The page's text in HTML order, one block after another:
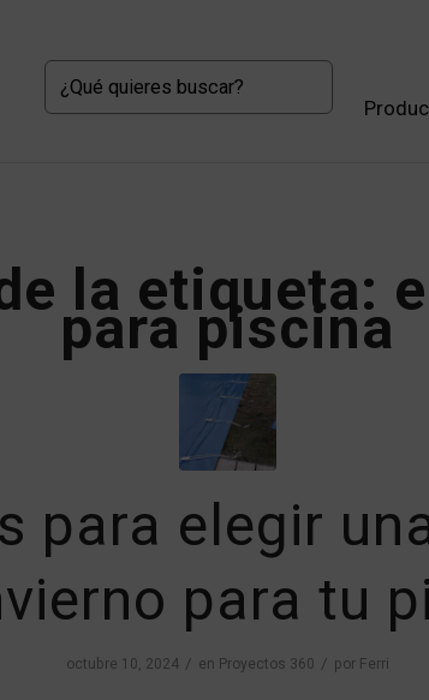
la etiqueta:
para piscina
para elegir
para tu
octubre 10, 2024 / en Proyectos 360 / por Ferri